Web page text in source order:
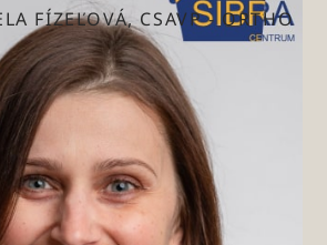
FÍZEĽOVÁ, CSAVP - ORTHO
rezonancia